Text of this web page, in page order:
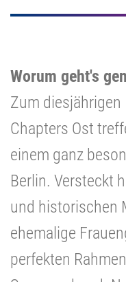
Worum geht's
Zum diesjährigen
Chapters Ost
einem ganz
Berlin. Versteckt
und historischen
ehemalige
perfekten